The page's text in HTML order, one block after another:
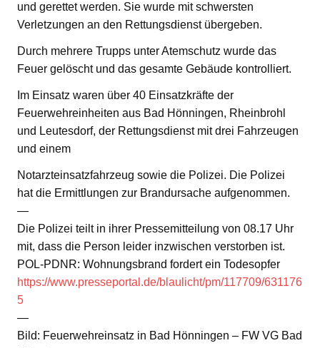
und gerettet werden. Sie wurde mit schwersten
Verletzungen an den Rettungsdienst übergeben.
Durch mehrere Trupps unter Atemschutz wurde das
Feuer gelöscht und das gesamte Gebäude kontrolliert.
Im Einsatz waren über 40 Einsatzkräfte der
Feuerwehreinheiten aus Bad Hönningen, Rheinbrohl
und Leutesdorf, der Rettungsdienst mit drei Fahrzeugen
und einem
Notarzteinsatzfahrzeug sowie die Polizei. Die Polizei
hat die Ermittlungen zur Brandursache aufgenommen.
—
Die Polizei teilt in ihrer Pressemitteilung von 08.17 Uhr
mit, dass die Person leider inzwischen verstorben ist.
POL-PDNR: Wohnungsbrand fordert ein Todesopfer
https://www.presseportal.de/blaulicht/pm/117709/631176
5
—
Bild: Feuerwehreinsatz in Bad Hönningen – FW VG Bad